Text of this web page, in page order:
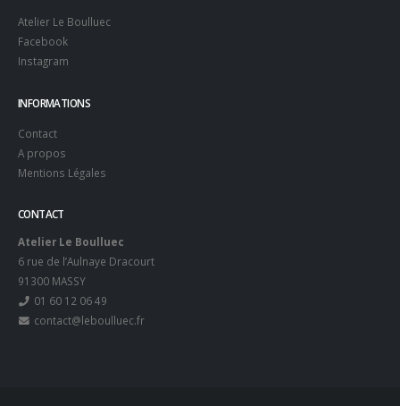
Atelier Le Boulluec
Facebook
Instagram
INFORMATIONS
Contact
A propos
Mentions Légales
CONTACT
Atelier Le Boulluec
6 rue de l’Aulnaye Dracourt
91300 MASSY
01 60 12 06 49
contact@leboulluec.fr